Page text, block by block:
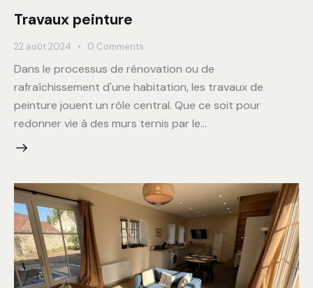
Travaux peinture
22 août 2024 0 Comments
Dans le processus de rénovation ou de
rafraîchissement d'une habitation, les travaux de
peinture jouent un rôle central. Que ce soit pour
redonner vie à des murs ternis par le…